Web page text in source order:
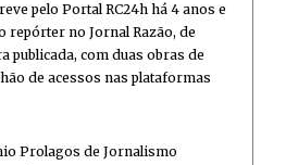
pelo Portal RC24h há 4 anos e
repórter no Jornal Razão, de
publicada, com duas obras de
de acessos nas plataformas
Prolagos de Jornalismo